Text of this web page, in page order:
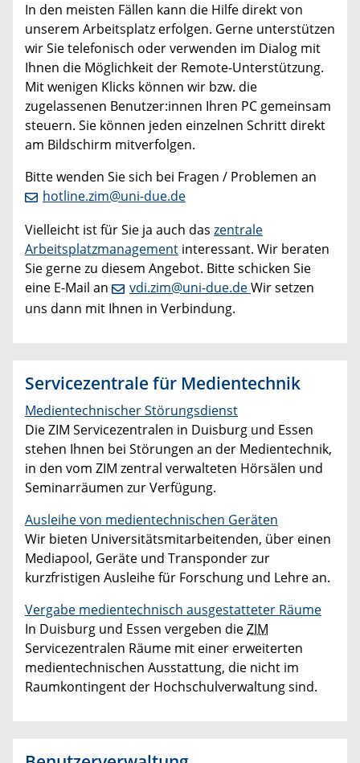
In den meisten Fällen kann die Hilfe direkt von
unserem Arbeitsplatz erfolgen. Gerne unterstützen
wir Sie telefonisch oder verwenden im Dialog mit
Ihnen die Möglichkeit der Remote-Unterstützung.
Mit wenigen Klicks können wir bzw. die
zugelassenen Benutzer:innen Ihren PC gemeinsam
steuern. Sie können jeden einzelnen Schritt direkt
am Bildschirm mitverfolgen.
Bitte wenden Sie sich bei Fragen / Problemen an
hotline.zim@uni-due.de
Vielleicht ist für Sie ja auch das zentrale
Arbeitsplatzmanagement interessant. Wir beraten
Sie gerne zu diesem Angebot. Bitte schicken Sie
eine E-Mail an
vdi.zim@uni-due.deWir setzen
uns dann mit Ihnen in Verbindung.
Servicezentrale für Medientechnik
Medientechnischer Störungsdienst
Die ZIM Servicezentralen in Duisburg und Essen
stehen Ihnen bei Störungen an der Medientechnik,
in den vom ZIM zentral verwalteten Hörsälen und
Seminarräumen zur Verfügung.
Ausleihe von medientechnischen Geräten
Wir bieten Universitätsmitarbeitenden, über einen
Mediapool, Geräte und Transponder zur
kurzfristigen Ausleihe für Forschung und Lehre an.
Vergabe medientechnisch ausgestatteter Räume
In Duisburg und Essen vergeben dieZIM
Servicezentralen Räume mit einer erweiterten
medientechnischen Ausstattung, die nicht im
Raumkontingent der Hochschulverwaltung sind.